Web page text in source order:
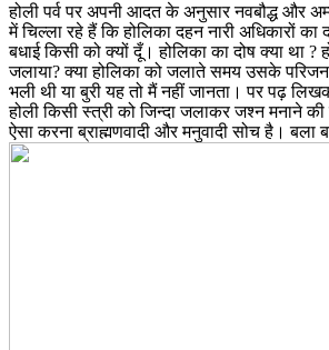
होली पर्व पर अपनी आदत के अनुसार नवबौद्ध और
में चिल्ला रहे हैं कि होलिका दहन नारी अधिकारों
बधाई किसी को क्यों दूँ। होलिका का दोष क्या था ?
जलाया? क्या होलिका को जलाते समय उसके परिजन
भली थी या बुरी यह तो मैं नहीं जानता। पर पढ़
होली किसी स्त्री को जिन्दा जलाकर जश्न मनाने की
ऐसा करना ब्राह्मणवादी और मनुवादी सोच है।